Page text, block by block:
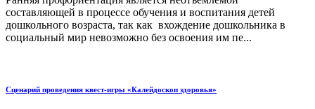
составляющей в процессе обучения и воспитания детей
дошкольного возраста, так как вхождение дошкольника в
социальный мир невозможно без освоения им пе...
Сценарий проведения квест-игры «Калейдоскоп здоровья»